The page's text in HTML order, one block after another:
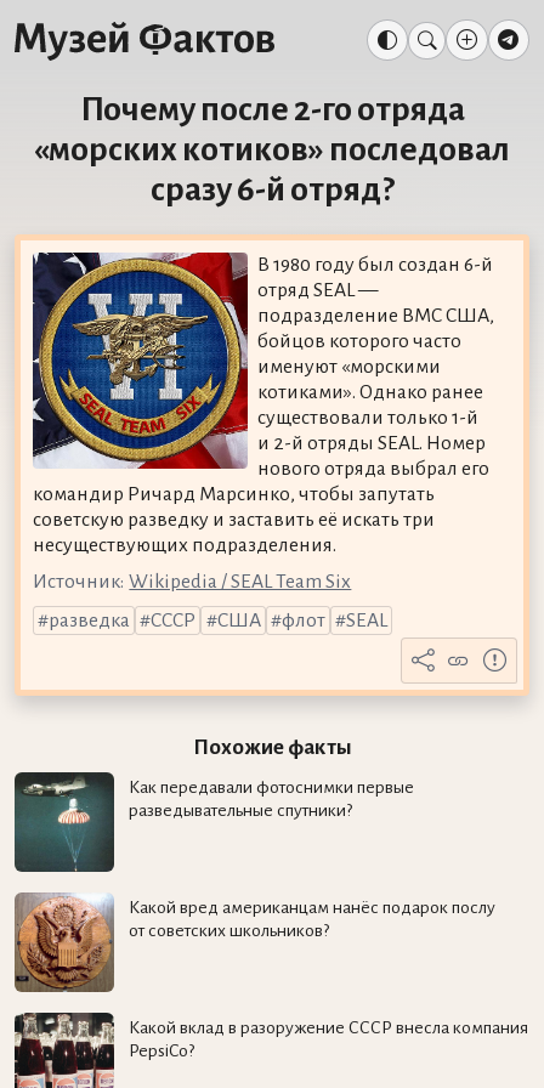
Почему после 2-го отряда
«морских котиков» последовал
сразу 6-й отряд?
В 1980 году был создан 6-й
отряд SEAL —
подразделение ВМС США,
бойцов которого часто
именуют «морскими
котиками». Однако ранее
существовали только 1-й
и 2-й отряды SEAL. Номер
нового отряда выбрал его
командир Ричард Марсинко, чтобы запутать
советскую разведку и заставить её искать три
несуществующих подразделения.
Источник: Wikipedia / SEAL Team Six
разведка
СССР США флот SEAL
Похожие факты
Как передавали фотоснимки первые
разведывательные спутники?
Какой вред американцам нанёс подарок послу
от советских школьников?
Какой вклад в разоружение СССР внесла компания
PepsiCo?